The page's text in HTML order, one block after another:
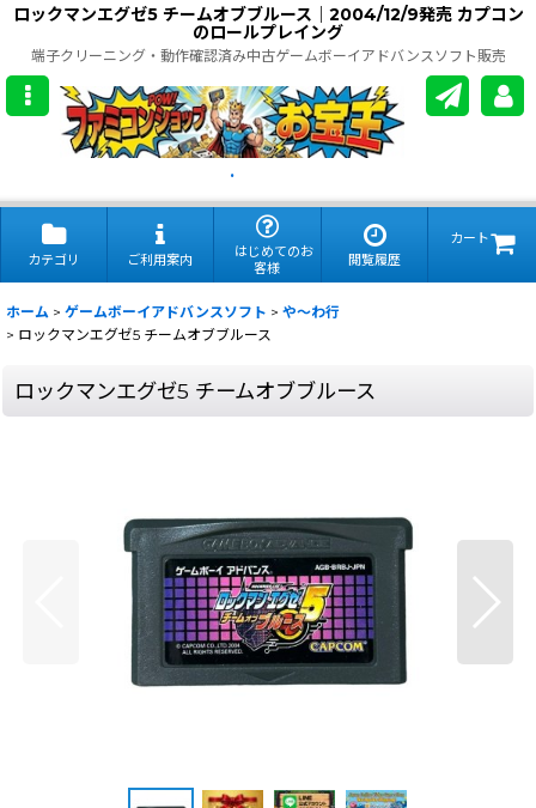
ロックマンエグゼ5 チームオブブルース｜2004/12/9発売 カプコン
のロールプレイング
端子クリーニング・動作確認済み中古ゲームボーイアドバンスソフト販売
.
カテゴリ ご利用案内
はじめてのお
客様
閲覧履歴
カート
ホーム > ゲームボーイアドバンスソフト > や〜わ行
> ロックマンエグゼ5 チームオブブルース
ロックマンエグゼ5 チームオブブルース